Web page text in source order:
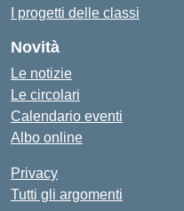
I progetti delle classi
Novità
Le notizie
Le circolari
Calendario eventi
Albo online
Privacy
Tutti gli argomenti